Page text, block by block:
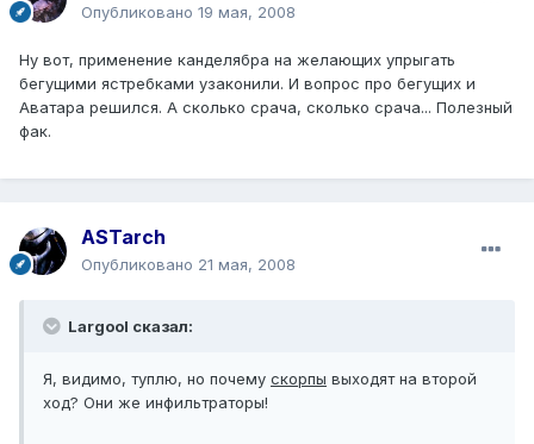
Опубликовано 19 мая, 2008
Ну вот, применение канделябра на желающих упрыгать
бегущими ястребками узаконили. И вопрос про бегущих и
Аватара решился. А сколько срача, сколько срача... Полезный
фак.
ASTarch
Опубликовано 21 мая, 2008
Largool сказал:
Я, видимо, туплю, но почему скорпы выходят на второй
ход? Они же инфильтраторы!